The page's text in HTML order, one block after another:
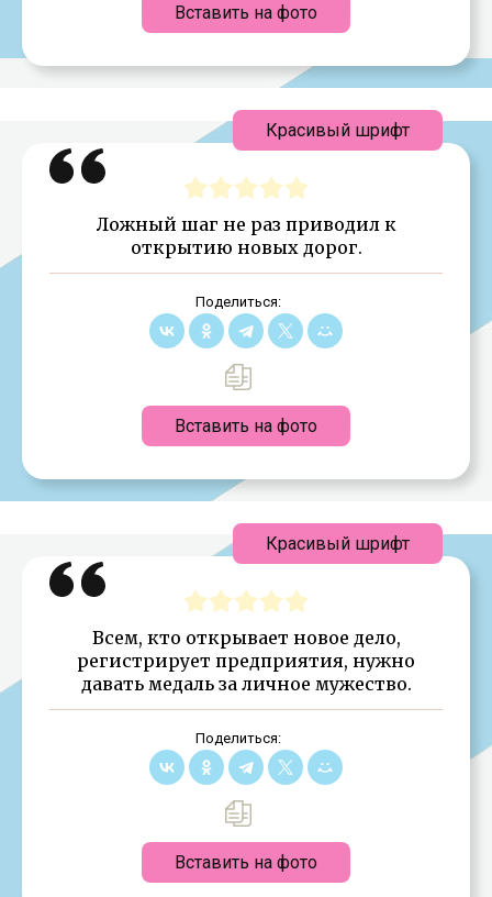
Вставить на фото
Ложный шаг не раз приводил к
открытию новых дорог.
Поделиться:
Вставить на фото
Красивый шрифт
Всем, кто открывает новое дело,
регистрирует предприятия, нужно
давать медаль за личное мужество.
Поделиться:
Вставить на фото
Красивый шрифт